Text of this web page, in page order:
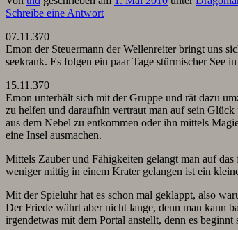
Schreibe eine Antwort
07.11.370
Emon der Steuermann der Wellenreiter bringt uns
seekrank. Es folgen ein paar Tage stürmischer See
15.11.370
Emon unterhält sich mit der Gruppe und rät dazu
zu helfen und daraufhin vertraut man auf sein
aus dem Nebel zu entkommen oder ihn mittels
eine Insel ausmachen.
Mittels Zauber und Fähigkeiten gelangt man auf
weniger mittig in einem Krater gelangen ist ein
Mit der Spieluhr hat es schon mal geklappt, also
Der Friede währt aber nicht lange, denn man kann
irgendetwas mit dem Portal anstellt, denn es